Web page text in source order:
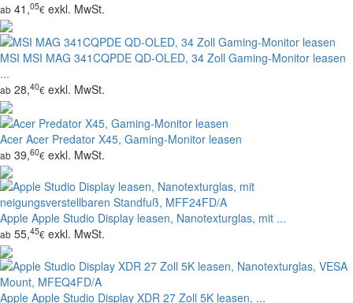
ab 41,05€ exkl. MwSt.
MSI MSI MAG 341CQPDE QD-OLED, 34 Zoll Gaming-Monitor leasen
...
ab 28,40€ exkl. MwSt.
Acer Acer Predator X45, Gaming-Monitor leasen
ab 39,60€ exkl. MwSt.
Apple Apple Studio Display leasen, Nanotexturglas, mit ...
ab 55,45€ exkl. MwSt.
Apple Apple Studio Display XDR 27 Zoll 5K leasen, ...